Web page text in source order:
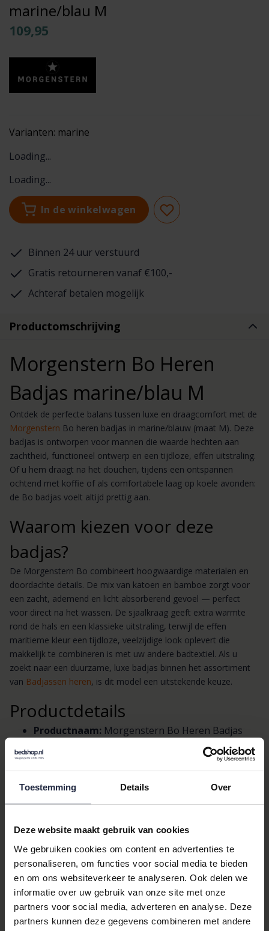
Toestemming Details Over
Deze website maakt gebruik van cookies
We gebruiken cookies om content en advertenties te
personaliseren, om functies voor social media te bieden
en om ons websiteverkeer te analyseren. Ook delen we
informatie over uw gebruik van onze site met onze
partners voor social media, adverteren en analyse. Deze
partners kunnen deze gegevens combineren met andere
marine/blau M
109,95
Varianten: marine
Loading...
Loading...
In de winkelwagen
Binnen 24 uur verstuurd
Gratis retourneren vanaf €100,-
Achteraf betalen mogelijk
Productomschrijving
Morgenstern Bo Heren
Badjas marine/blau M
Ontdek de perfecte balans tussen luxe en draagcomfort met de
Morgenstern Bo heren badjas in marine/blauw (maat M). Deze
badjas is ontworpen voor mannen die waarde hechten aan
zachtheid, functioneel ontwerp en een tijdloze, effen uitstraling.
Of u hem draagt na het douchen, tijdens een ontspannen
ochtend met koffie of als comfortabele laag op koele avonden:
de Bo badjas voelt altijd prettig aan.
Waarom kiezen voor deze
badjas?
De Morgenstern Bo combineert hoogwaardige materialen en
doordachte details. De mix van katoen en bamboe zorgt voor
een zacht, ademend en licht absorberend gevoel — perfect
voor direct na het wassen. De sjaalkraag geeft extra warmte
rond de hals en een klassieke uitstraling, terwijl de effen
maritieme kleur een tijdloze, veelzijdige look oplevert die
makkelijk te combineren is met uw andere badtextiel. Als u
zoekt naar een duurzame, luxe badjas binnen het assortiment
van Badjassen heren, is dit model een uitstekende keuze.
Productdetails
Productnaam: Morgenstern Bo Heren Badjas
Brand:
Categorieën:Badjassen heren, Badtextiel,
Badjassen (vind meer bijBadjassen heren)
Kleur:Blauw / marine
en comfortabel
Voorkeuren:Sjaalkraag voor extra comfort
Dessin:Effen
Kledingmaat:M (Medium)
Stijl en gebruik:Casual luxe, geschikt als heren
badjas voor thuis, wellness of als comfortabel
ochtend/middag-model